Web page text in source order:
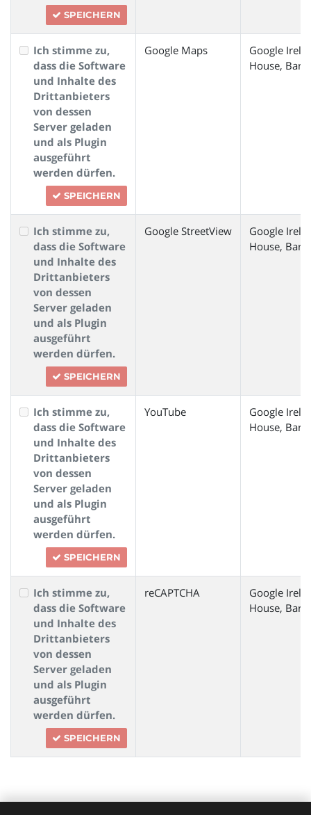
SPEICHERN
Ich stimme zu,
dass die Software
und Inhalte des
Drittanbieters
von dessen
Server geladen
und als Plugin
ausgeführt
werden dürfen.
SPEICHERN
Google Maps
Google
House,
Ich stimme zu,
dass die Software
und Inhalte des
Drittanbieters
von dessen
Server geladen
und als Plugin
ausgeführt
werden dürfen.
SPEICHERN
Google StreetView
Google
House,
Ich stimme zu,
dass die Software
und Inhalte des
Drittanbieters
von dessen
Server geladen
und als Plugin
ausgeführt
werden dürfen.
SPEICHERN
YouTube
Google
House,
Ich stimme zu,
dass die Software
und Inhalte des
Drittanbieters
von dessen
Server geladen
und als Plugin
ausgeführt
werden dürfen.
SPEICHERN
reCAPTCHA
Google
House,